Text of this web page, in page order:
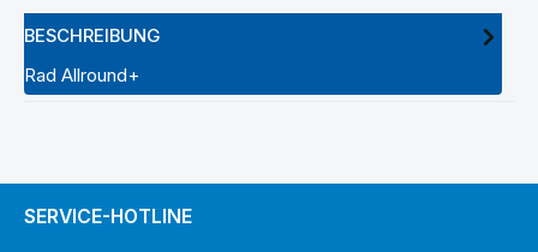
BESCHREIBUNG
Rad Allround+
SERVICE-HOTLINE